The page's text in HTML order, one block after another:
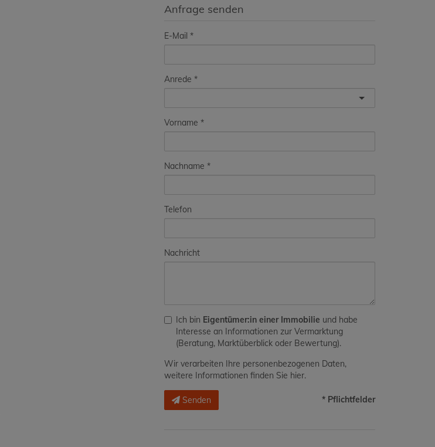
Anfrage senden
E-Mail
Anrede
Vorname
Nachname
Telefon
Nachricht
Ich bin Eigentümer:in einer Immobilie und habe
Interesse an Informationen zur Vermarktung
(Beratung, Marktüberblick oder Bewertung).
Wir verarbeiten Ihre personenbezogenen Daten,
weitere Informationen finden Sie hier.
Senden * Pflichtfelder